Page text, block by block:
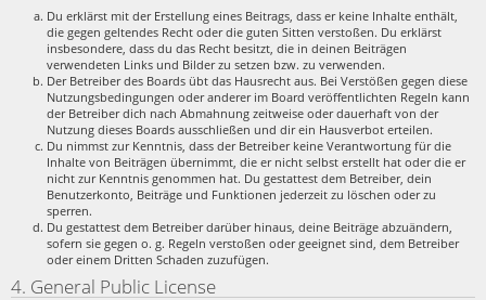
Du erklärst mit der Erstellung eines Beitrags, dass er keine Inhalte enthält,
die gegen geltendes Recht oder die guten Sitten verstoßen. Du erklärst
insbesondere, dass du das Recht besitzt, die in deinen Beiträgen
verwendeten Links und Bilder zu setzen bzw. zu verwenden.
Der Betreiber des Boards übt das Hausrecht aus. Bei Verstößen gegen diese
Nutzungsbedingungen oder anderer im Board veröffentlichten Regeln kann
der Betreiber dich nach Abmahnung zeitweise oder dauerhaft von der
Nutzung dieses Boards ausschließen und dir ein Hausverbot erteilen.
Du nimmst zur Kenntnis, dass der Betreiber keine Verantwortung für die
Inhalte von Beiträgen übernimmt, die er nicht selbst erstellt hat oder die er
nicht zur Kenntnis genommen hat. Du gestattest dem Betreiber, dein
Benutzerkonto, Beiträge und Funktionen jederzeit zu löschen oder zu
sperren.
Du gestattest dem Betreiber darüber hinaus, deine Beiträge abzuändern,
sofern sie gegen o. g. Regeln verstoßen oder geeignet sind, dem Betreiber
oder einem Dritten Schaden zuzufügen.
4. General Public License